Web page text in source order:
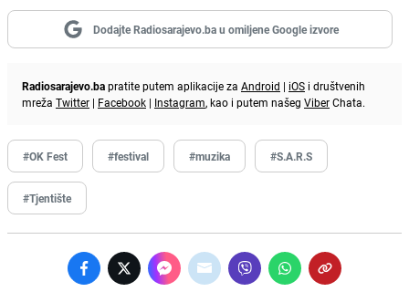
Dodajte Radiosarajevo.ba u omiljene Google izvore
Radiosarajevo.bapratite putem aplikacije za Android | iOS i društvenih
mreža Twitter | Facebook | Instagram, kao i putem našeg ViberChata.
#OK Fest #festival #muzika #S.A.R.S
#Tjentište